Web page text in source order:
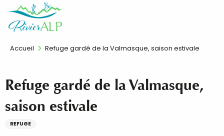
contenu
FR
Accueil Refuge gardé de la Valmasque, saison estivale
Refuge gardé de la Valmasque,
saison estivale
REFUGE